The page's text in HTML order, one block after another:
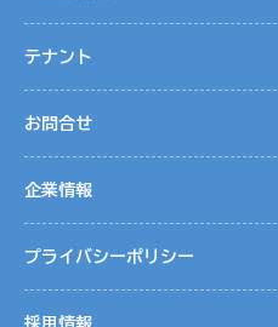
テナント
お問合せ
企業情報
プライバシーポリシー
採用情報